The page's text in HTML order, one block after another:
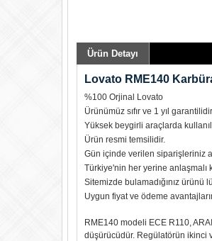
Ürün Detayı
Lovato RME140
%100 Orjinal Lovato
Ürünümüz sıfır ve 1 yıl
Yüksek beygirli araçlarda
Ürün resmi temsilidir.
Gün içinde verilen siparişleriniz
Türkiye'nin her yerine anlaşmalı
Sitemizde bulamadığınız ürünü
Uygun fiyat ve ödeme
RME140 modeli ECE R110,
düşürücüdür. Regülatörün ikinci